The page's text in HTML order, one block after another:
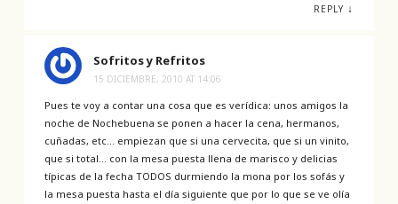
REPLY ↓
Sofritos y Refritos
15 DICIEMBRE, 2010 AT 14:06
Pues te voy a contar una cosa que es verídica: unos amigos la
noche de Nochebuena se ponen a hacer la cena, hermanos,
cuñadas, etc… empiezan que si una cervecita, que si un vinito,
que si total… con la mesa puesta llena de marisco y delicias
típicas de la fecha TODOS durmiendo la mona por los sofás y
la mesa puesta hasta el día siguiente que por lo que se ve olía